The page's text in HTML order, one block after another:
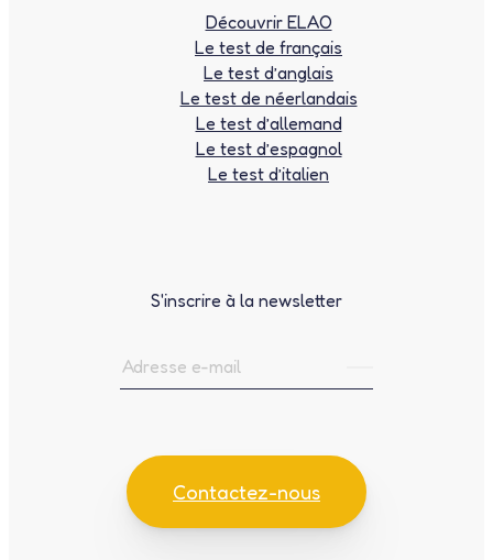
Découvrir ELAO
Le test de français
Le test d’anglais
Le test de néerlandais
Le test d’allemand
Le test d’espagnol
Le test d’italien
S'inscrire à la newsletter
Contactez-nous